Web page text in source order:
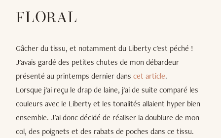
FLORAL
Gâcher du tissu, et notamment du Liberty c'est péché !
J'avais gardé des petites chutes de mon débardeur
présenté au printemps dernier dans cet article.
Lorsque j'ai reçu le drap de laine, j'ai de suite comparé les
couleurs avec le Liberty et les tonalités allaient hyper bien
ensemble. J'ai donc décidé de réaliser la doublure de mon
col, des poignets et des rabats de poches dans ce tissu.